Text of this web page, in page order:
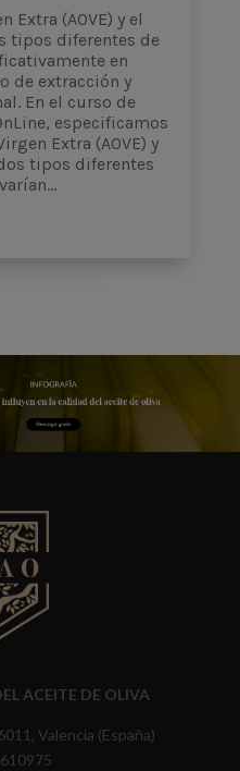
Extra (AOVE) y el
tipos diferentes de
en
de extracción y
En el curso de
especificamos
Extra (AOVE) y
tipos diferentes
ACEITE DE OLIVA
Valencia (España)